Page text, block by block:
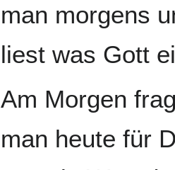
man morgens
liest was Gott
Am Morgen
man heute für